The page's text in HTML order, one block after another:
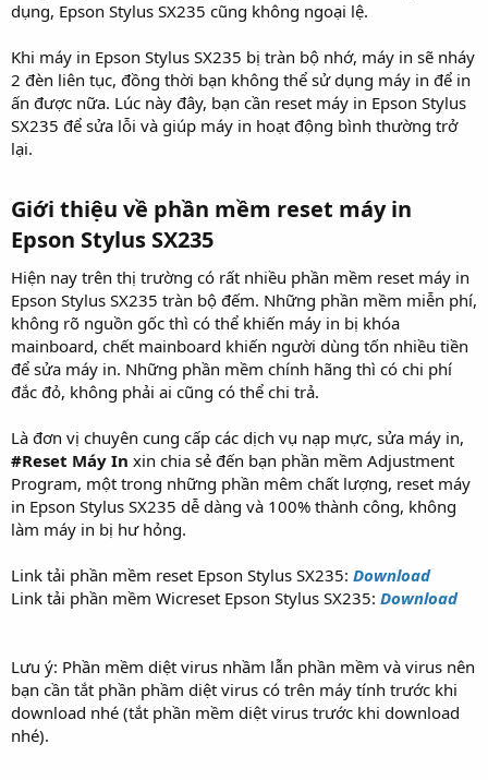
dụng, Epson Stylus SX235 cũng không ngoại lệ.
Khi máy in Epson Stylus SX235 bị tràn bộ nhớ, máy in sẽ nháy
2 đèn liên tục, đồng thời bạn không thể sử dụng máy in để in
ấn được nữa. Lúc này đây, bạn cần reset máy in Epson Stylus
SX235 để sửa lỗi và giúp máy in hoạt động bình thường trở
lại.
Giới thiệu về phần mềm reset máy in
Epson Stylus SX235​
Hiện nay trên thị trường có rất nhiều phần mềm reset máy in
Epson Stylus SX235 tràn bộ đếm. Những phần mềm miễn phí,
không rõ nguồn gốc thì có thể khiến máy in bị khóa
mainboard, chết mainboard khiến người dùng tốn nhiều tiền
để sửa máy in. Những phần mềm chính hãng thì có chi phí
đắc đỏ, không phải ai cũng có thể chi trả.
Là đơn vị chuyên cung cấp các dịch vụ nạp mực, sửa máy in,
#Reset Máy In xin chia sẻ đến bạn phần mềm Adjustment
Program, một trong những phần mêm chất lượng, reset máy
in Epson Stylus SX235 dễ dàng và 100% thành công, không
làm máy in bị hư hỏng.
Link tải phần mềm reset Epson Stylus SX235: Download
Link tải phần mềm Wicreset Epson Stylus SX235: Download
Lưu ý: Phần mềm diệt virus nhầm lẫn phần mềm và virus nên
bạn cần tắt phần phầm diệt virus có trên máy tính trước khi
download nhé (tắt phần mềm diệt virus trước khi download
nhé).